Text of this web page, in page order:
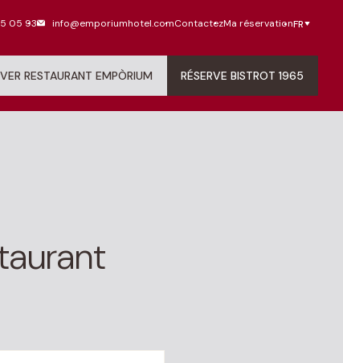
05 93 info@emporiumhotel.comContactezMa réservationFR
RESTAURANT EMPÒRIUM RÉSERVE BISTROT 1965